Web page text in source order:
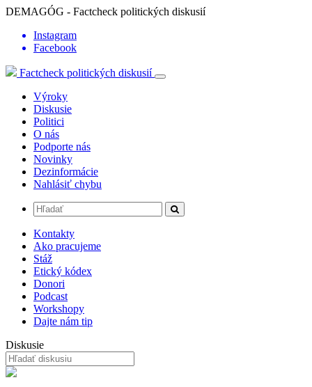
DEMAGÓG - Factcheck politických diskusií
Instagram
Facebook
Factcheck politických diskusií
Výroky
Diskusie
Politici
O nás
Podporte nás
Novinky
Dezinformácie
Nahlásiť chybu
Kontakty
Ako pracujeme
Stáž
Etický kódex
Donori
Podcast
Workshopy
Dajte nám tip
Diskusie